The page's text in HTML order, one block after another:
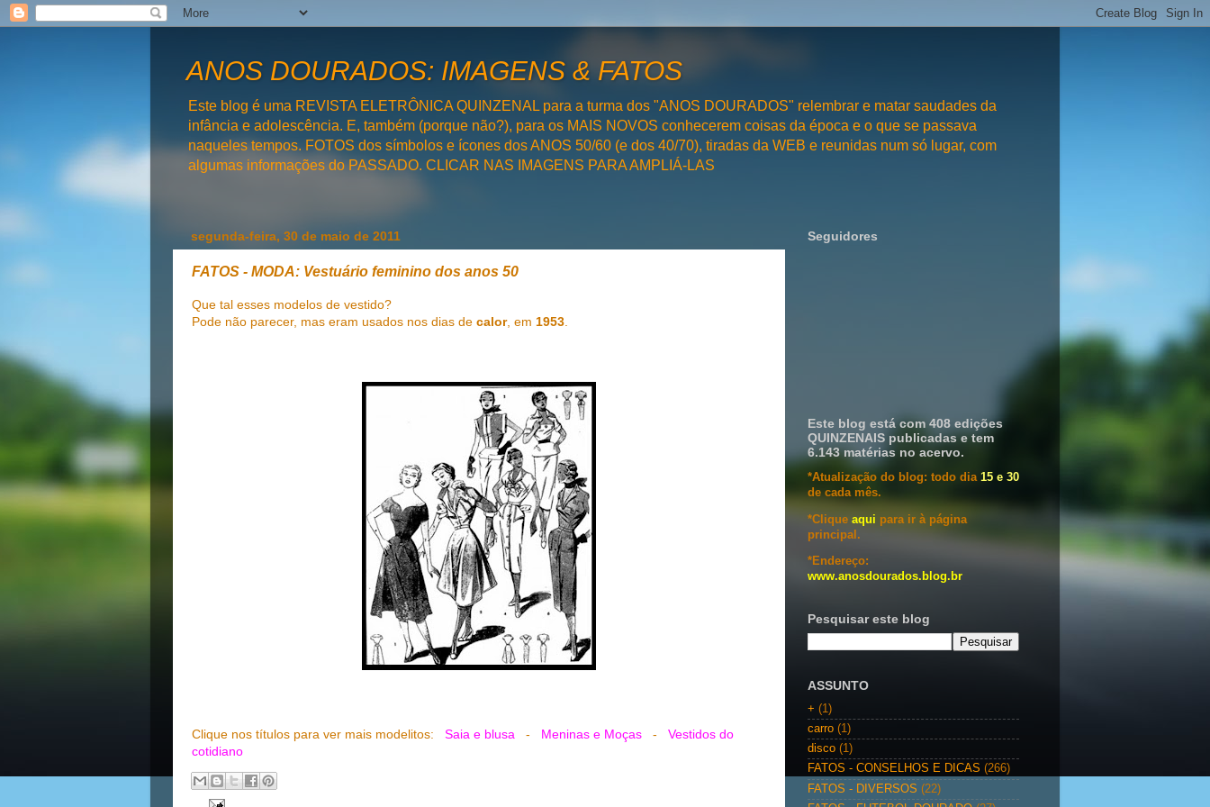
ANOS DOURADOS: IMAGENS & FATOS
Este blog é uma REVISTA ELETRÔNICA QUINZENAL para a turma dos "ANOS DOURADOS" relembrar e matar saudades da
infância e adolescência. E, também (porque não?), para os MAIS NOVOS conhecerem coisas da época e o que se passava
naqueles tempos. FOTOS dos símbolos e ícones dos ANOS 50/60 (e dos 40/70), tiradas da WEB e reunidas num só lugar, com
algumas informações do PASSADO. CLICAR NAS IMAGENS PARA AMPLIÁ-LAS
segunda-feira, 30 de maio de 2011
FATOS - MODA: Vestuário feminino dos anos 50
Que tal esses modelos de vestido?
Pode não parecer, mas eram usados nos dias de calor, em 1953.
Clique nos títulos para ver mais modelitos: Saia e blusa - Meninas e Moças - Vestidos do
cotidiano
Seguidores
Este blog está com 408 edições
QUINZENAIS publicadas e tem
6.143 matérias no acervo.
*Atualização do blog: todo dia 15 e 30
de cada mês.
*Clique aqui para ir à página
principal.
*Endereço:
www.anosdourados.blog.br
Pesquisar este blog
ASSUNTO
+ (1)
carro (1)
disco (1)
FATOS - CONSELHOS E DICAS (266)
FATOS - DIVERSOS (22)